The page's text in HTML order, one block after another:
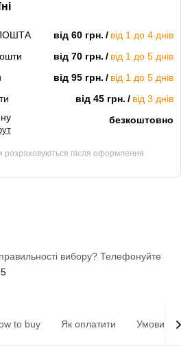
ПОШТА від 60 грн.
від 1 до 4 днів
від 70 грн.
від 1 до 5 днів
від 95 грн.
від 1 до 5 днів
від 45 грн.
від 3 днів
безкоштовно
розраховуються після оформлення
вибору? Телефонуйте
to buy Як оплатити Умови